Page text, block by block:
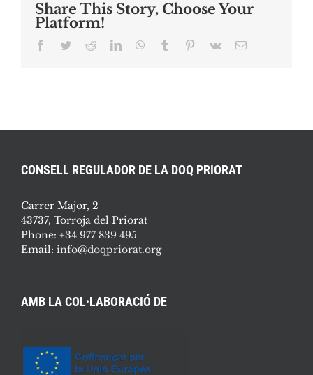
Share This Story, Choose Your
Platform!
Facebook
TwitterRedditLinkedInWhatsApp
Tumblr Pinterest
Vk Email:
CONSELL REGULADOR DE LA DOQ PRIORAT
Carrer Major, 2
43737, Torroja del Priorat
Phone: +34 977 839 495
Email: info@doqpriorat.org
AMB LA COL·LABORACIÓ DE